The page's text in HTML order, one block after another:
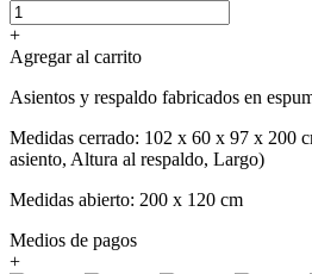
+
Agregar al carrito
Asientos y respaldo fabricados en
Medidas cerrado: 102 x 60 x 97 x 200
asiento, Altura al respaldo, Largo)
Medidas abierto: 200 x 120 cm
Medios de pagos
+